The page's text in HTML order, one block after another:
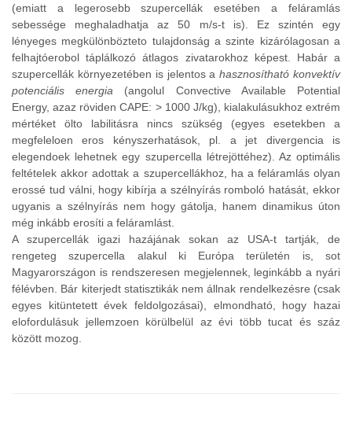
(emiatt a legerosebb szupercellák esetében a feláramlás
sebessége meghaladhatja az 50 m/s-t is). Ez szintén egy
lényeges megkülönbözteto tulajdonság a szinte kizárólagosan a
felhajtóerobol táplálkozó átlagos zivatarokhoz képest. Habár a
szupercellák környezetében is jelentos ahasznosítható konvektív
potenciális energia (angolul Convective Available Potential
Energy, azaz röviden CAPE: > 1000 J/kg), kialakulásukhoz extrém
mértéket ölto labilitásra nincs szükség (egyes esetekben a
megfeleloen eros kényszerhatások, pl. a jet divergencia is
elegendoek lehetnek egy szupercella létrejöttéhez). Az optimális
feltételek akkor adottak a szupercellákhoz, ha a feláramlás olyan
erossé tud válni, hogy kibírja a szélnyírás romboló hatását, ekkor
ugyanis a szélnyírás nem hogy gátolja, hanem dinamikus úton
még inkább erosíti a feláramlást.
A szupercellák igazi hazájának sokan az USA-t tartják, de
rengeteg szupercella alakul ki Európa területén is, sot
Magyarországon is rendszeresen megjelennek, leginkább a nyári
félévben. Bár kiterjedt statisztikák nem állnak rendelkezésre (csak
egyes kitüntetett évek feldolgozásai), elmondható, hogy hazai
elofordulásuk jellemzoen körülbelül az évi több tucat és száz
között mozog.